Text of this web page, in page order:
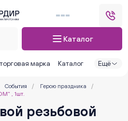
Каталог
марка Каталог Ещё
События / Герою праздника
/
, 1шт.
резьбовой